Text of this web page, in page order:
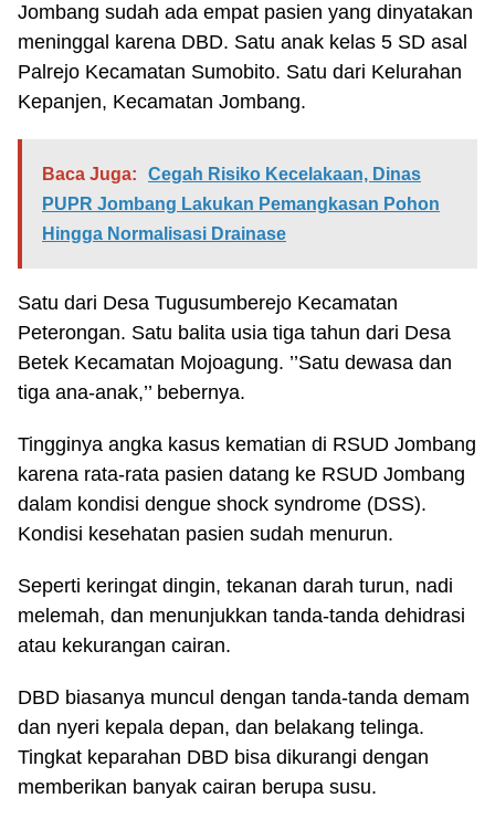
Jombang sudah ada empat pasien yang dinyatakan
meninggal karena DBD. Satu anak kelas 5 SD asal
Palrejo Kecamatan Sumobito. Satu dari Kelurahan
Kepanjen, Kecamatan Jombang.
Baca Juga:
Cegah Risiko Kecelakaan, Dinas
PUPR Jombang Lakukan Pemangkasan Pohon
Hingga Normalisasi Drainase
Satu dari Desa Tugusumberejo Kecamatan
Peterongan. Satu balita usia tiga tahun dari Desa
Betek Kecamatan Mojoagung. ’’Satu dewasa dan
tiga ana-anak,’’ bebernya.
Tingginya angka kasus kematian di RSUD Jombang
karena rata-rata pasien datang ke RSUD Jombang
dalam kondisi dengue shock syndrome (DSS).
Kondisi kesehatan pasien sudah menurun.
Seperti keringat dingin, tekanan darah turun, nadi
melemah, dan menunjukkan tanda-tanda dehidrasi
atau kekurangan cairan.
DBD biasanya muncul dengan tanda-tanda demam
dan nyeri kepala depan, dan belakang telinga.
Tingkat keparahan DBD bisa dikurangi dengan
memberikan banyak cairan berupa susu.